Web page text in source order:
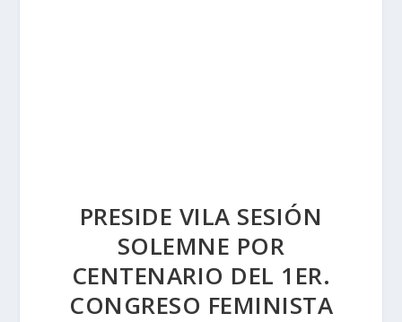
PRESIDE VILA SESIÓN
SOLEMNE POR
CENTENARIO DEL 1ER.
CONGRESO FEMINISTA